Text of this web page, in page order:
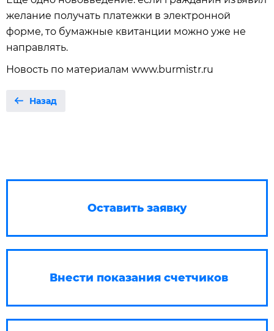
желание получать платежки в электронной
форме, то бумажные квитанции можно уже не
направлять.
Новость по материалам www.burmistr.ru
Назад
Оставить заявку
Внести показания счетчиков